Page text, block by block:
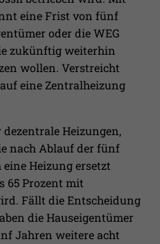
eine Frist von fünf
oder die WEG
zukünftig weiterhin
wollen. Verstreicht
eine Zentralheizung
Heizungen,
nach Ablauf der fünf
Heizung ersetzt
65 Prozent mit
Fällt die Entscheidung
die Hauseigentümer
Jahren weitere acht